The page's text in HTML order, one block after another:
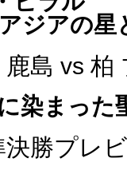
ジアの星
島 vs 柏
染まった
勝プレ